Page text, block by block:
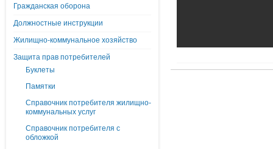
Гражданская оборона
Должностные инструкции
Жилищно-коммунальное хозяйство
Защита прав потребителей
Буклеты
Памятки
Справочник потребителя жилищно-
коммунальных услуг
Справочник потребителя с
обложкой